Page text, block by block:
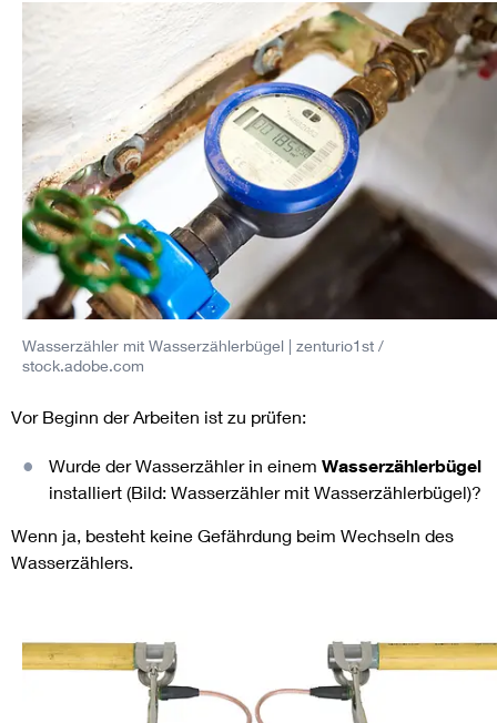
Wasserzähler mit Wasserzählerbügel | zenturio1st /
stock.adobe.com
Vor Beginn der Arbeiten ist zu prüfen:
Wurde der Wasserzähler in einem Wasserzählerbügel
installiert (Bild: Wasserzähler mit Wasserzählerbügel)?
Wenn ja, besteht keine Gefährdung beim Wechseln des
Wasserzählers.